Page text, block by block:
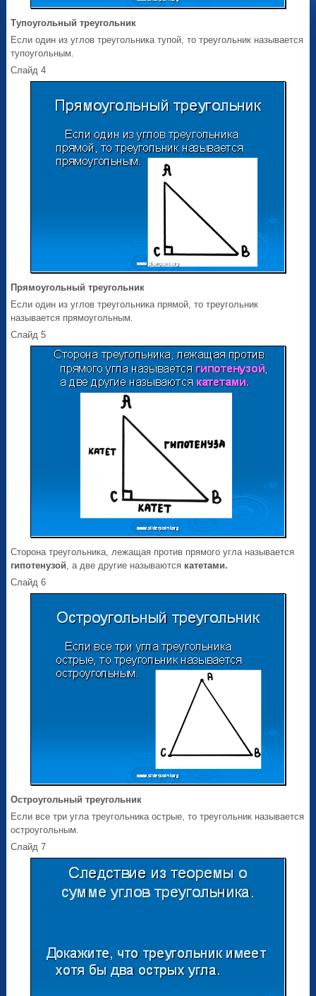
Тупоугольный треугольник
Если один из углов треугольника тупой, то треугольник называется
тупоугольным.
Слайд 4
Прямоугольный треугольник
Если один из углов треугольника прямой, то треугольник
называется прямоугольным.
Слайд 5
Сторона треугольника, лежащая против прямого угла называется
гипотенузой, а две другие называются катетами.
Слайд 6
Остроугольный треугольник
Если все три угла треугольника острые, то треугольник называется
остроугольным.
Слайд 7